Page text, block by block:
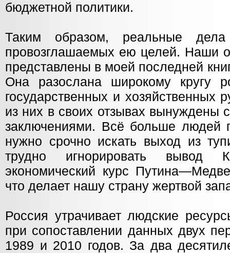
бюджетной политики.
Таким образом, реальные
провозглашаемых ею целей. Наши
представлены в моей последней
Она разослана широкому кругу
государственных и хозяйственных
из них в своих отзывах вынуждены
заключениями. Всё больше людей
нужно срочно искать выход из
трудно игнорировать вывод
экономический курс
что делает нашу страну жертвой
Россия утрачивает людские
при сопоставлении данных двух
1989 и 2010 годов. За два